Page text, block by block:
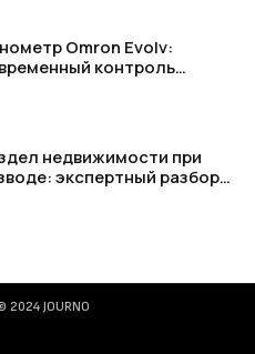
Omron Evolv:
контроль
недвижимости при
экспертный разбор
2024 JOURNO